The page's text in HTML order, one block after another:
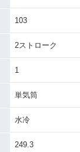
103
2ストローク
1
単気筒
水冷
249.3